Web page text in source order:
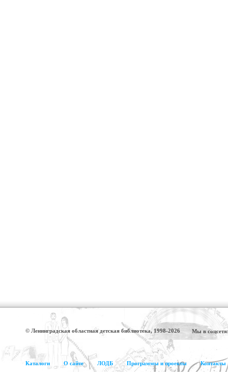
© Ленинградская областная детская библиотека, 1998-2026 Мы в
Каталоги О сайте ЛОДБ Программы и проекты Контакты